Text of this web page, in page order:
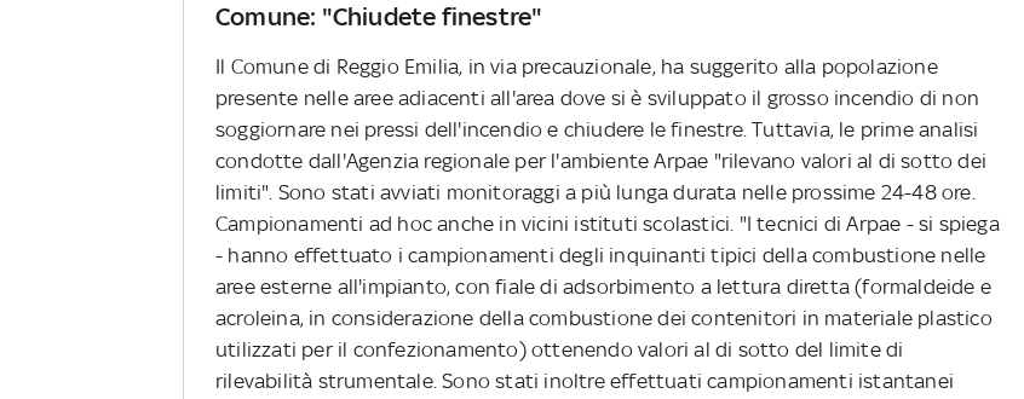
Comune: "Chiudete finestre"
Il Comune di Reggio Emilia, in via precauzionale, ha suggerito alla popolazione
presente nelle aree adiacenti all'area dove si è sviluppato il grosso incendio di non
soggiornare nei pressi dell'incendio e chiudere le finestre. Tuttavia, le prime analisi
condotte dall'Agenzia regionale per l'ambiente Arpae "rilevano valori al di sotto dei
limiti". Sono stati avviati monitoraggi a più lunga durata nelle prossime 24-48 ore.
Campionamenti ad hoc anche in vicini istituti scolastici. "I tecnici di Arpae - si spiega
- hanno effettuato i campionamenti degli inquinanti tipici della combustione nelle
aree esterne all'impianto, con fiale di adsorbimento a lettura diretta (formaldeide e
acroleina, in considerazione della combustione dei contenitori in materiale plastico
utilizzati per il confezionamento) ottenendo valori al di sotto del limite di
rilevabilità strumentale. Sono stati inoltre effettuati campionamenti istantanei